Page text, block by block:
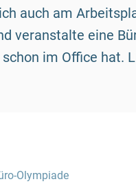
auch am
veranstalte eine
im Office hat.
Olympiade